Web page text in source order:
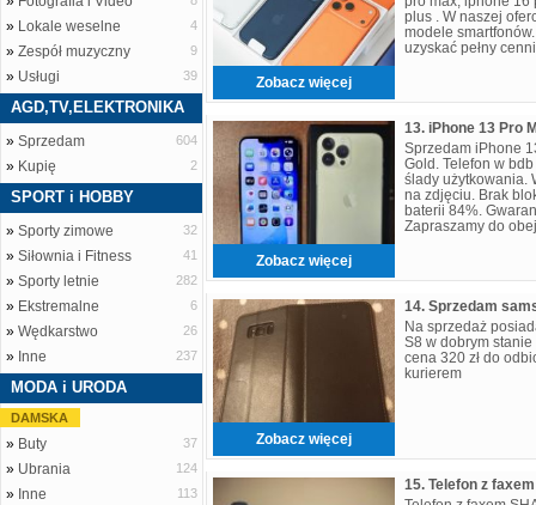
» Lokale weselne 4
» Zespół muzyczny 9
» Usługi 39
AGD,TV,ELEKTRONIKA
» Sprzedam 604
» Kupię 2
SPORT i HOBBY
» Sporty zimowe 32
» Siłownia i Fitness 41
» Sporty letnie 282
» Ekstremalne 6
» Wędkarstwo 26
» Inne 237
MODA i URODA
DAMSKA
» Buty 37
» Ubrania 124
» Inne
113
Zobacz więcej
plus . W naszej
modele
uzyskać pełny
Zobacz więcej
Sprzedam iPhone
Gold. Telefon w
ślady użytkowania.
na zdjęciu. Brak
baterii 84%.
Zapraszamy do
Zobacz więcej
Na sprzedaż
S8 w dobrym stanie
cena 320 zł do
kurierem
15. Telefon z faxem